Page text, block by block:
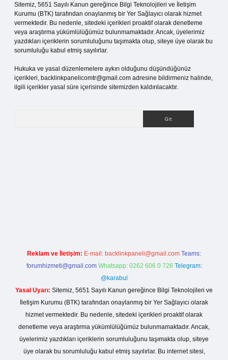
Sitemiz, 5651 Sayılı Kanun gereğince Bilgi Teknolojileri ve İletişim
Kurumu (BTK) tarafından onaylanmış bir Yer Sağlayıcı olarak hizmet
vermektedir. Bu nedenle, sitedeki içerikleri proaktif olarak denetleme
veya araştırma yükümlülüğümüz bulunmamaktadır. Ancak, üyelerimiz
yazdıkları içeriklerin sorumluluğunu taşımakta olup, siteye üye olarak bu
sorumluluğu kabul etmiş sayılırlar.
Hukuka ve yasal düzenlemelere aykırı olduğunu düşündüğünüz
içerikleri, backlinkpanelicomtr@gmail.com adresine bildirmeniz halinde,
ilgili içerikler yasal süre içerisinde sitemizden kaldırılacaktır.
Reklam ve İletişim: E-mail: backlinkpaneli@gmail.com Teams:
forumhizmeti@gmail.com Whatsapp: 0262 606 0 726 Telegram:
@karabul
Yasal Uyarı: Sitemiz, 5651 Sayılı Kanun gereğince Bilgi Teknolojileri ve
İletişim Kurumu (BTK) tarafından onaylanmış bir Yer Sağlayıcı olarak
hizmet vermektedir. Bu nedenle, sitedeki içerikleri proaktif olarak
denetleme veya araştırma yükümlülüğümüz bulunmamaktadır. Ancak,
üyelerimiz yazdıkları içeriklerin sorumluluğunu taşımakta olup, siteye
üye olarak bu sorumluluğu kabul etmiş sayılırlar. Bu internet sitesi,